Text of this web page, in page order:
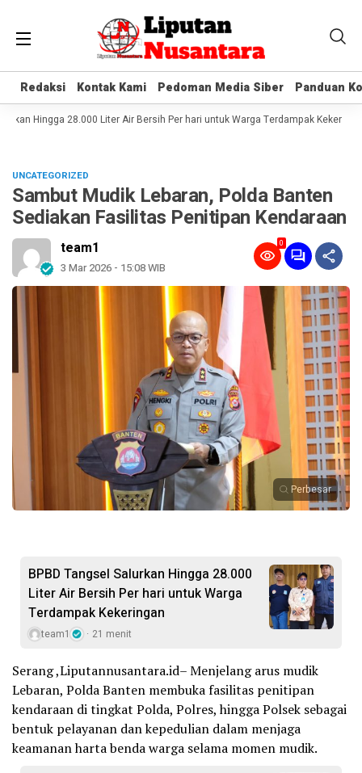
Redaksi Kontak Kami Pedoman Media Siber Panduan
Redaksi Kontak Kami Pedoman Media Siber Panduan
Hingga 28.000 Liter Air Bersih Per hari untuk Warga Terdampak Kekeringan
UNCATEGORIZED
Sambut Mudik Lebaran, Polda Banten
Sediakan Fasilitas Penitipan Kendaraan
team1
3 Mar 2026 - 15:08 WIB
0
Perbesar
BPBD Tangsel Salurkan Hingga 28.000
Liter Air Bersih Per hari untuk Warga
Terdampak Kekeringan
team1 21 menit
Serang ,Liputannusantara.id– Menjelang arus mudik
Lebaran, Polda Banten membuka fasilitas penitipan
kendaraan di tingkat Polda, Polres, hingga Polsek sebagai
bentuk pelayanan dan kepedulian dalam menjaga
keamanan harta benda warga selama momen mudik.